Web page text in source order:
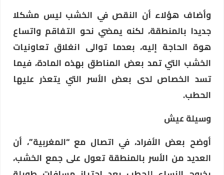
وأضاف هؤلاء أن النقص في الخشب ليس مشكلا
جديدا بالمنطقة، لكنه يمضي نحو التفاقم واتساع
هوة الحاجة إليه، بعدما توالى انغلاق تعاونيات
الخشب التي تمد بعض المناطق بهذه المادة، فيما
تسد الخصاص لدى بعض الأسر التي يتعذر عليها
الحطب.
وسيلة عيش
أوضح بعض الأفراد، في اتصال مع “المغربية”، أن
العديد من الأسر بالمنطقة تعول على جمع الخشب،